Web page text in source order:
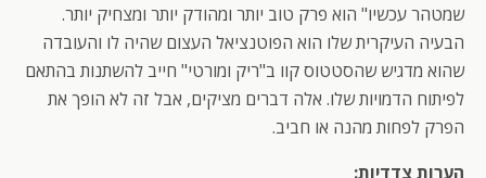
שמטהר עכשיו" הוא פרק טוב יותר ומהודק יותר ומצחיק יותר.
הבעיה העיקרית שלו הוא הפוטנציאל העצום שהיה לו והעובדה
שהוא מדגיש שהסטטוס קוו ב"ריק ומורטי" חייב להשתנות בהתאם
לפיתוח הדמויות שלו. אלה דברים מציקים, אבל זה לא הופך את
הפרק לפחות מהנה או חביב.
הערות צדדיות: